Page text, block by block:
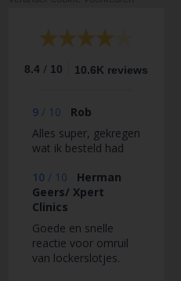
8.4 / 10 10.6K reviews
9 / 10
Rob
Alles super, gekregen
wat ik besteld had
10 / 10
Herman
Geers/ Xpert
Clinics
Goede en snelle
reactie voor omruil
van lockerslotjes.